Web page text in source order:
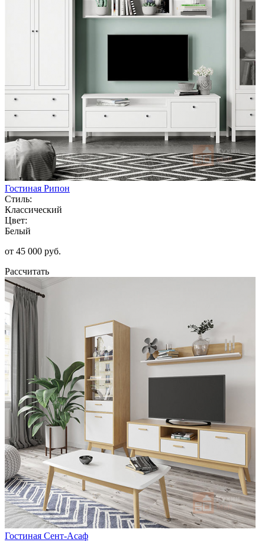
Гостиная Рипон
Стиль:
Классический
Цвет:
Белый
от 45 000 руб.
Рассчитать
Гостиная Сент-Асаф